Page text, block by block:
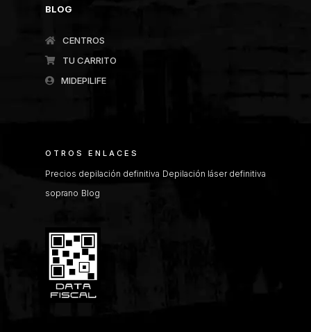
BLOG
CENTROS
TU CARRITO
MIDEPILIFE
OTROS ENLACES
Precios depilación definitiva Depilación láser definitiva
soprano Blog